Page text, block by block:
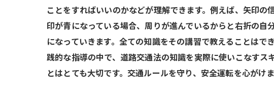
ことをすればいいのかなどが理解できます。例えば、矢印
印が青になっている場合、周りが進んでいるからと右折の
になっていきます。全ての知識をその講習で教えることは
践的な指導の中で、道路交通法の知識を実際に使いこなす
とはとても大切です。交通ルールを守り、安全運転を心がけ